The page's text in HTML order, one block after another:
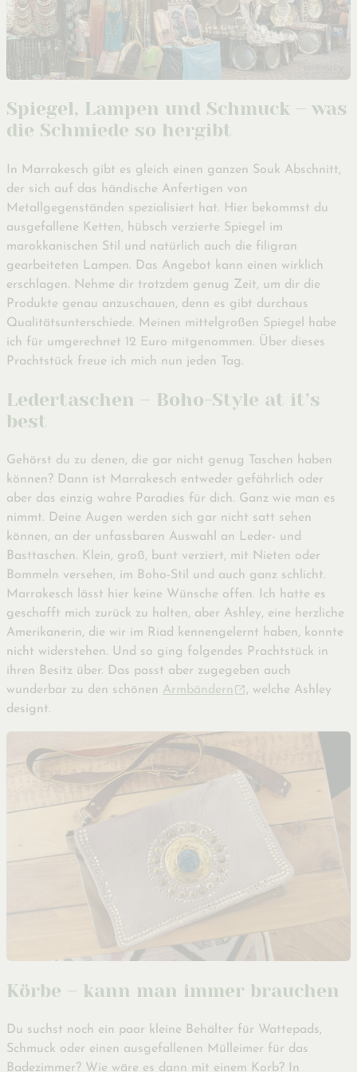
Spiegel, Lampen und Schmuck – was
die Schmiede so hergibt
In Marrakesch gibt es gleich einen ganzen Souk Abschnitt,
der sich auf das händische Anfertigen von
Metallgegenständen spezialisiert hat. Hier bekommst du
ausgefallene Ketten, hübsch verzierte Spiegel im
marokkanischen Stil und natürlich auch die filigran
gearbeiteten Lampen. Das Angebot kann einen wirklich
erschlagen. Nehme dir trotzdem genug Zeit, um dir die
Produkte genau anzuschauen, denn es gibt durchaus
Qualitätsunterschiede. Meinen mittelgroßen Spiegel habe
ich für umgerechnet 12 Euro mitgenommen. Über dieses
Prachtstück freue ich mich nun jeden Tag.
Ledertaschen – Boho-Style at it’s
best
Gehörst du zu denen, die gar nicht genug Taschen haben
können? Dann ist Marrakesch entweder gefährlich oder
aber das einzig wahre Paradies für dich. Ganz wie man es
nimmt. Deine Augen werden sich gar nicht satt sehen
können, an der unfassbaren Auswahl an Leder- und
Basttaschen. Klein, groß, bunt verziert, mit Nieten oder
Bommeln versehen, im Boho-Stil und auch ganz schlicht.
Marrakesch lässt hier keine Wünsche offen. Ich hatte es
geschafft mich zurück zu halten, aber Ashley, eine herzliche
Amerikanerin, die wir im Riad kennengelernt haben, konnte
nicht widerstehen. Und so ging folgendes Prachtstück in
ihren Besitz über. Das passt aber zugegeben auch
wunderbar zu den schönen Armbändern
, welche Ashley
designt.
Körbe – kann man immer brauchen
Du suchst noch ein paar kleine Behälter für Wattepads,
Schmuck oder einen ausgefallenen Mülleimer für das
Badezimmer? Wie wäre es dann mit einem Korb? In